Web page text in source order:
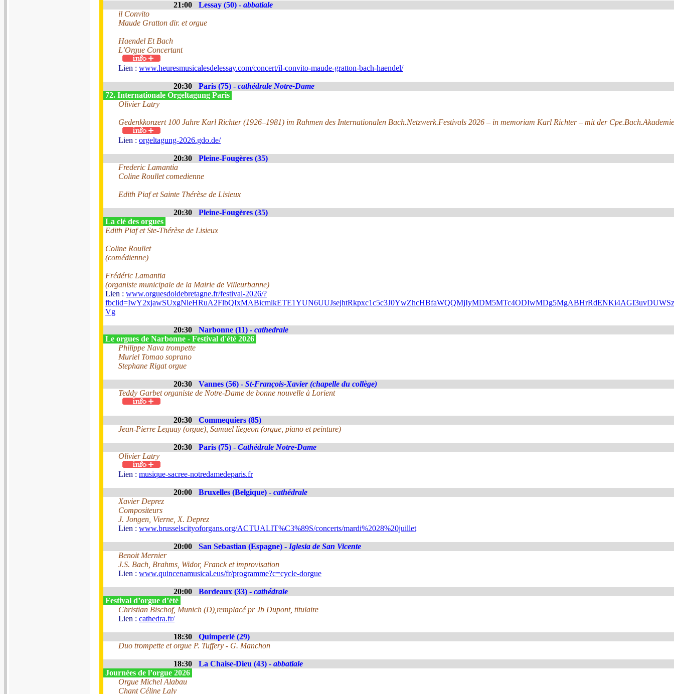
21:00 Lessay (50) - abbatiale
il Convito
Maude Gratton dir. et orgue
Haendel Et Bach
L’Orgue Concertant
Lien : www.heuresmusicalesdelessay.com/concert/il-convito-maude-gratton-bach-haendel/
20:30 Paris (75) - cathédrale Notre-Dame
72. Internationale Orgeltagung Paris
Olivier Latry
Gedenkkonzert 100 Jahre Karl Richter (1926–1981) im Rahmen des Internationalen Bach.Netzwerk.Festivals 2026 – in memoriam Karl Richter – mit der
Lien : orgeltagung-2026.gdo.de/
20:30
Pleine-Fougères (35)
Frederic Lamantia
Coline Roullet comedienne
Edith Piaf et Sainte Thérèse de Lisieux
20:30
Pleine-Fougères (35)
La clé des orgues
Edith Piaf et Ste-Thérèse de Lisieux
Coline Roullet
(comédienne)
Frédéric Lamantia
(organiste municipale de la Mairie de Villeurbanne)
Lien : www.orguesdoldebretagne.fr/festival-2026/?
Vg
20:30 Narbonne (11) - cathedrale
Le orgues de Narbonne - Festival d'été 2026
Philippe Nava trompette
Muriel Tomao soprano
Stephane Rigat orgue
20:30 Vannes (56) - St-François-Xavier (chapelle du collège)
Teddy Garbet organiste de Notre-Dame de bonne nouvelle à Lorient
20:30
Commequiers (85)
Jean-Pierre Leguay (orgue), Samuel liegeon (orgue, piano et peinture)
20:30 Paris (75) - Cathédrale Notre-Dame
Olivier Latry
Lien : musique-sacree-notredamedeparis.fr
20:00 Bruxelles (Belgique) - cathédrale
Xavier Deprez
Compositeurs
J. Jongen, Vierne, X. Deprez
Lien : www.brusselscityoforgans.org/ACTUALIT%C3%89S/concerts/mardi%2028%20juillet
20:00 San Sebastian (Espagne) - Iglesia de San Vicente
Benoit Mernier
J.S. Bach, Brahms, Widor, Franck et improvisation
Lien : www.quincenamusical.eus/fr/programme?c=cycle-dorgue
20:00 Bordeaux (33) - cathédrale
Festival d’orgue d’été
Christian Bischof, Munich (D),remplacé pr Jb Dupont, titulaire
Lien : cathedra.fr/
18:30
Quimperlé (29)
Duo trompette et orgue P. Tuffery - G. Manchon
18:30 La Chaise-Dieu (43) - abbatiale
Journées de l’orgue 2026
Orgue Michel Alabau
Chant Céline Laly